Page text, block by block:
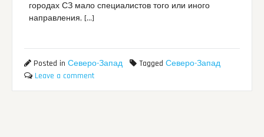
городах СЗ мало специалистов того или иного
направления, […]
Posted inСеверо-Запад TaggedСеверо-Запад
Leave a comment